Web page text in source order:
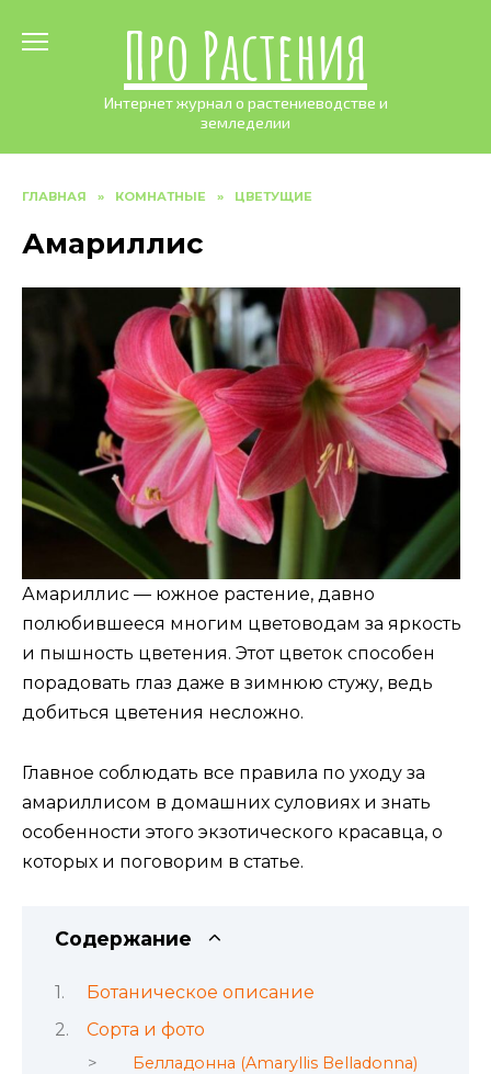
Про Растения
Интернет журнал о растениеводстве и
земледелии
ГЛАВНАЯ » КОМНАТНЫЕ » ЦВЕТУЩИЕ
Амариллис
Амариллис — южное растение, давно
полюбившееся многим цветоводам за яркость
и пышность цветения. Этот цветок способен
порадовать глаз даже в зимнюю стужу, ведь
добиться цветения несложно.
Главное соблюдать все правила по уходу за
амариллисом в домашних суловиях и знать
особенности этого экзотического красавца, о
которых и поговорим в статье.
Содержание
Ботаническое описание
Сорта и фото
Белладонна (Amaryllis Belladonna)